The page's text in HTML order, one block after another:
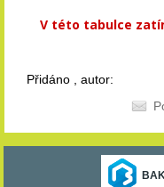
V této tabulce
Přidáno , autor: